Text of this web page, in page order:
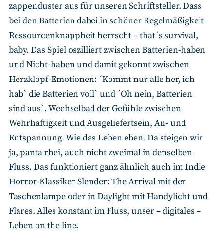
zappenduster aus für unseren Schriftsteller. Dass
bei den Batterien dabei in schöner Regelmäßigkeit
Ressourcenknappheit herrscht – that´s survival,
baby. Das Spiel oszilliert zwischen Batterien-haben
und Nicht-haben und damit gekonnt zwischen
Herzklopf-Emotionen: ´Kommt nur alle her, ich
hab` die Batterien voll` und ´Oh nein, Batterien
sind aus`. Wechselbad der Gefühle zwischen
Wehrhaftigkeit und Ausgeliefertsein, An- und
Entspannung. Wie das Leben eben. Da steigen wir
ja, panta rhei, auch nicht zweimal in denselben
Fluss. Das funktioniert ganz ähnlich auch im Indie
Horror-Klassiker Slender: The Arrival mit der
Taschenlampe oder in Daylight mit Handylicht und
Flares. Alles konstant im Fluss, unser – digitales –
Leben on the line.